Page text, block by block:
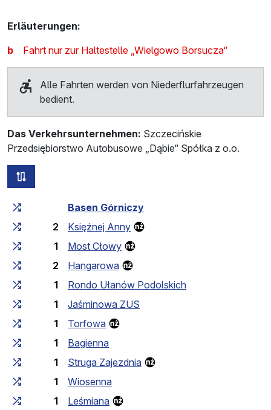
Erläuterungen:
b
Fahrt nur zur Haltestelle „Wielgowo Borsucza“
Alle Fahrten werden von Niederflurfahrzeugen
bedient.
Das Verkehrsunternehmen: Szczecińskie
Przedsiębiorstwo Autobusowe „Dąbie“ Spółka z o.o.
Fahrtzeit zunehmend Fahrtzeit zwischen den
Basen Górniczy
2
Księżnej Anny
1
Most Cłowy
2
Hangarowa
1
Rondo Ułanów Podolskich
1
Jaśminowa ZUS
1
Torfowa
1
Bagienna
1
Struga Zajezdnia
1
Wiosenna
1
Leśmiana